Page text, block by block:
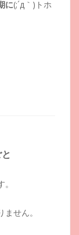
に(;´д｀)トホ
せん。